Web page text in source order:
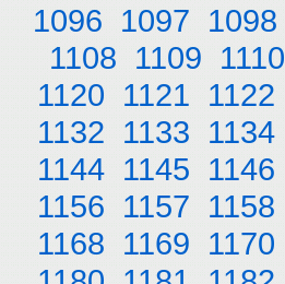
1096 1097 1098
1108 1109 1110
1120 1121 1122
1132 1133 1134
1144 1145 1146
1156 1157 1158
1168 1169 1170